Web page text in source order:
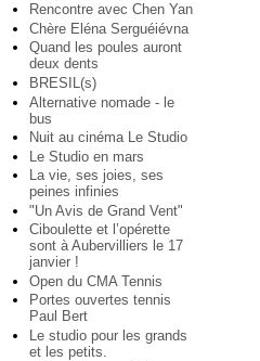
Rencontre avec Chen Yan
Chère Eléna Serguéiévna
Quand les poules auront
deux dents
BRESIL(s)
Alternative nomade - le
bus
Nuit au cinéma Le Studio
Le Studio en mars
La vie, ses joies, ses
peines infinies
"Un Avis de Grand Vent"
Ciboulette et l’opérette
sont à Aubervilliers le 17
janvier !
Open du CMA Tennis
Portes ouvertes tennis
Paul Bert
Le studio pour les grands
et les petits.